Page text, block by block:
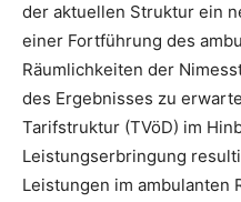
der aktuellen Struktur ein
einer Fortführung des
Räumlichkeiten der
des Ergebnisses zu
Tarifstruktur (TVöD) im
Leistungserbringung
Leistungen im ambulanten